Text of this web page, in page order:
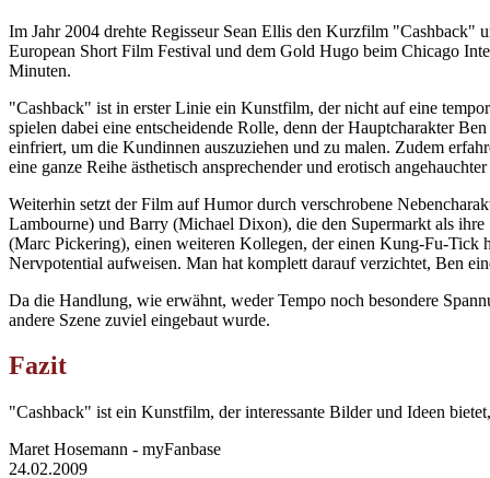
Im Jahr 2004 drehte Regisseur Sean Ellis den Kurzfilm
European Short Film Festival und dem Gold Hugo beim Chicago
Minuten.
"Cashback" ist in erster Linie ein Kunstfilm, der nicht auf eine
spielen dabei eine entscheidende Rolle, denn der Hauptcharakter
einfriert, um die Kundinnen auszuziehen und zu malen. Zudem
eine ganze Reihe ästhetisch ansprechender und erotisch angehauchter
Weiterhin setzt der Film auf Humor durch verschrobene
Lambourne) und Barry (Michael Dixon), die den Supermarkt als
(Marc Pickering), einen weiteren Kollegen, der einen Kung-Fu-Tick
Nervpotential aufweisen. Man hat komplett darauf verzichtet, Ben
Da die Handlung, wie erwähnt, weder Tempo noch besondere
andere Szene zuviel eingebaut wurde.
Fazit
"Cashback" ist ein Kunstfilm, der interessante Bilder und Ideen
Maret Hosemann - myFanbase
24.02.2009